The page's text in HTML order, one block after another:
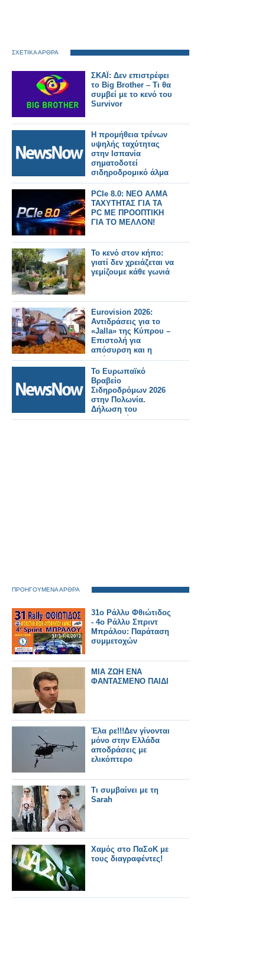
ΣΧΕΤΙΚΑ ΑΡΘΡΑ
ΣΚΑΪ: Δεν επιστρέφει
το Big Brother – Τι θα
συμβεί με το κενό του
Survivor
Η προμήθεια τρένων
υψηλής ταχύτητας
στην Ισπανία
σηματοδοτεί
σιδηροδρομικό άλμα
PCIe 8.0: ΝΕΟ ΑΛΜΑ
ΤΑΧΥΤΗΤΑΣ ΓΙΑ ΤΑ
PC ΜΕ ΠΡΟΟΠΤΙΚΗ
ΓΙΑ ΤΟ ΜΕΛΛΟΝ!
Το κενό στον κήπο:
γιατί δεν χρειάζεται να
γεμίζουμε κάθε γωνιά
Eurovision 2026:
Αντιδράσεις για το
«Jalla» της Κύπρου –
Επιστολή για
απόσυρση και η
απάντηση του ΡΙΚ
Το Ευρωπαϊκό
Βραβείο
Σιδηροδρόμων 2026
στην Πολωνία.
Δήλωση του
Υπουργού
ΠΡΟΗΓΟΥΜΕΝΑ ΑΡΘΡΑ
31o Ράλλυ Φθιώτιδος
- 4ο Ράλλυ Σπριντ
Μπράλου: Παράταση
συμμετοχών
MIA ZΩΗ ΕΝΑ
ΦΑΝΤΑΣΜΕΝΟ ΠΑΙΔΙ
Έλα ρε!!!Δεν γίνονται
μόνο στην Ελλάδα
αποδράσεις με
ελικόπτερο
Τι συμβαίνει με τη
Sarah
Χαμός στο ΠαΣοΚ με
τους διαγραφέντες!